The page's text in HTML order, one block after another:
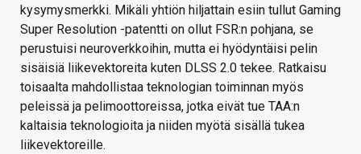
kysymysmerkki. Mikäli yhtiön hiljattain esiin tullut Gaming
Super Resolution -patentti on ollut FSR:n pohjana, se
perustuisi neuroverkkoihin, mutta ei hyödyntäisi pelin
sisäisiä liikevektoreita kuten DLSS 2.0 tekee. Ratkaisu
toisaalta mahdollistaa teknologian toiminnan myös
peleissä ja pelimoottoreissa, jotka eivät tue TAA:n
kaltaisia teknologioita ja niiden myötä sisällä tukea
liikevektoreille.